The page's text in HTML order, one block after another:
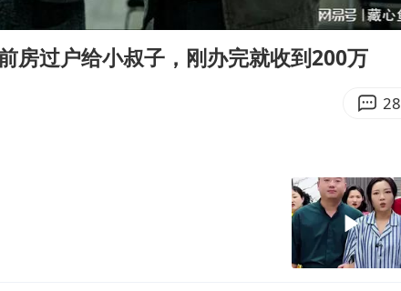
风将带来多大影响
封向鹏不意外
可以“撤回”你的撤回
28:34
房过户给小叔子，刚办完就收到200万
28